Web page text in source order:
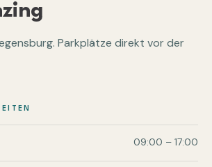
Parkplätze direkt vor der
09:00 – 17:00